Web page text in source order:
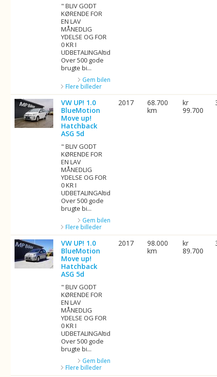
" BLIV GODT
KØRENDE FOR
EN LAV
MÅNEDLIG
YDELSE OG FOR
0 KR I
UDBETALINGAltid
Over 500 gode
brugte bi...
Gem bilen
Flere billeder
VW UP! 1.0
BlueMotion
Move up!
Hatchback
ASG 5d
" BLIV GODT
KØRENDE FOR
EN LAV
MÅNEDLIG
YDELSE OG FOR
0 KR I
UDBETALINGAltid
Over 500 gode
brugte bi...
Gem bilen
Flere billeder
2017
68.700
km
kr
99.700
VW UP! 1.0
BlueMotion
Move up!
Hatchback
ASG 5d
" BLIV GODT
KØRENDE FOR
EN LAV
MÅNEDLIG
YDELSE OG FOR
0 KR I
UDBETALINGAltid
Over 500 gode
brugte bi...
Gem bilen
Flere billeder
2017
98.000
km
kr
89.700